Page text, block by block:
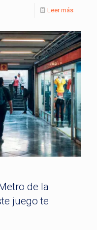
Leer más
de la
juego te